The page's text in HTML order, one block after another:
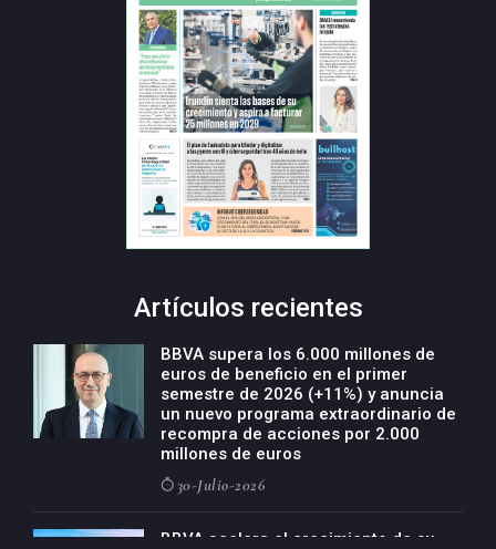
Artículos recientes
BBVA supera los 6.000 millones de
euros de beneficio en el primer
semestre de 2026 (+11%) y anuncia
un nuevo programa extraordinario de
recompra de acciones por 2.000
millones de euros
30-Julio-2026
BBVA acelera el crecimiento de su